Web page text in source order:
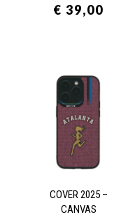
€ 39,00
COVER 2025 –
CANVAS